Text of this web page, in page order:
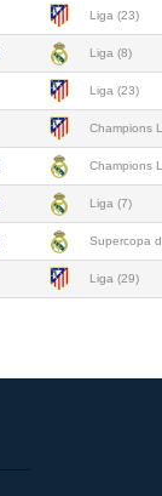
Liga (23)
Liga (8)
Liga (23)
Champions
Champions
Liga (7)
Supercopa
Liga (29)